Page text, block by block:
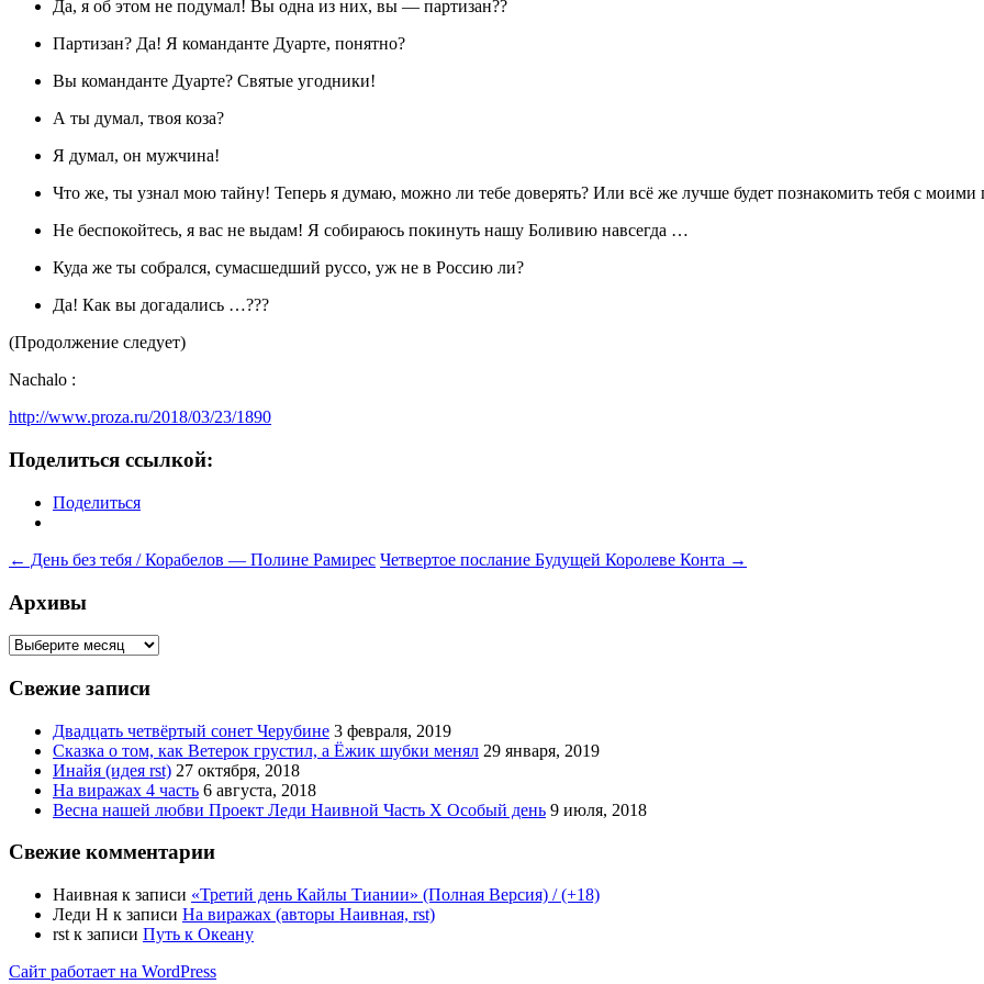
Да, я об этом не подумал! Вы одна из них, вы — партизан??
Партизан? Да! Я команданте Дуарте, понятно?
Вы команданте Дуарте? Святые угодники!
А ты думал, твоя коза?
Я думал, он мужчина!
Что же, ты узнал мою тайну! Теперь я думаю, можно ли тебе доверять? Или всё же лучше будет познакомить тебя с моими
Не беспокойтесь, я вас не выдам! Я собираюсь покинуть нашу Боливию навсегда …
Куда же ты собрался, сумасшедший руссо, уж не в Россию ли?
Да! Как вы догадались …???
(Продолжение следует)
Nachalo :
http://www.proza.ru/2018/03/23/1890
Поделиться ссылкой:
Поделиться
Навигация
по
записям
← День без тебя / Корабелов — Полине Рамирес Четвертое послание Будущей Королеве Конта →
Архивы
Архивы
Свежие записи
Двадцать четвёртый сонет Черубине 3 февраля, 2019
Сказка о том, как Ветерок грустил, а Ёжик шубки менял 29 января, 2019
Инайя (идея rst) 27 октября, 2018
На виражах 4 часть 6 августа, 2018
Весна нашей любви Проект Леди Наивной Часть Х Особый день 9 июля, 2018
Свежие комментарии
Наивная к записи «Третий день Кайлы Тиании» (Полная Версия) / (+18)
Леди Н к записи На виражах (авторы Наивная, rst)
rst к записи Путь к Океану
Сайт работает на WordPress